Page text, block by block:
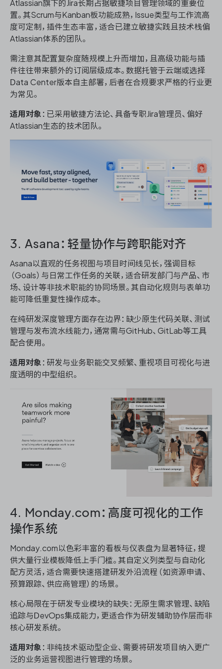
Atlassian旗下的Jira长期占据敏捷项目管理领域的重要位
置。其Scrum与Kanban板功能成熟，Issue类型与工作流高
度可定制，插件生态丰富，适合已建立敏捷实践且技术栈偏
Atlassian体系的团队。
需注意其配置复杂度随规模上升而增加，且高级功能与插
件往往带来额外的订阅层级成本。数据托管于云端或选择
Data Center版本自主部署，后者在合规要求严格的行业更
为常见。
适用对象 ：已采用敏捷方法论、具备专职Jira管理员、偏好
Atlassian生态的技术团队。
3. Asana：轻量协作与跨职能对齐
Asana以直观的任务视图与项目时间线见长，强调目标
（Goals）与日常工作任务的关联，适合研发部门与产品、市
场、设计等非技术职能的协同场景。其自动化规则与表单功
能可降低重复性操作成本。
在纯研发深度管理方面存在边界：缺少原生代码关联、测试
管理与发布流水线能力，通常需与GitHub、GitLab等工具
配合使用。
适用对象 ：研发与业务职能交叉频繁、重视项目可视化与进
度透明的中型组织。
4. Monday.com：高度可视化的工作
操作系统
Monday.com以色彩丰富的看板与仪表盘为显著特征，提
供大量行业模板降低上手门槛。其自定义列类型与自动化
配方灵活，适合需要快速搭建研发外沿流程（如资源申请、
预算跟踪、供应商管理）的场景。
核心局限在于研发专业模块的缺失：无原生需求管理、缺陷
追踪与DevOps集成能力，更适合作为研发辅助协作层而非
核心研发系统。
适用对象 ：非纯技术驱动型企业、需要将研发项目纳入更广
泛的业务运营视图进行管理的场景。